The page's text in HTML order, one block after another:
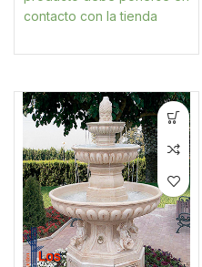
contacto con la tienda